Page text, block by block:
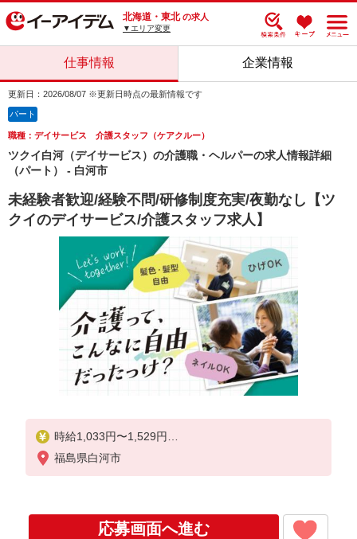
北海道・東北 の求人
▼エリア変更
仕事情報 企業情報
更新日：2026/08/07 ※更新日時点の最新情報です
パート
職種：デイサービス 介護スタッフ（ケアクルー）
ツクイ白河（デイサービス）の介護職・ヘルパーの求人情報詳細
（パート） - 白河市
未経験者歓迎/経験不問/研修制度充実/夜勤なし【ツ
クイのデイサービス/介護スタッフ求人】
時給1,033円〜1,529円
★土日祝日は時給100円アップ！
福島県白河市
応募画面へ進む